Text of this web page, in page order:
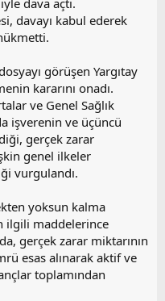
dava açtı.
davayı kabul ederek
görüşen Yargıtay
kararını onadı.
ve Genel Sağlık
işverenin ve üçüncü
gerçek zarar
genel ilkeler
vurgulandı.
yoksun kalma
ilgili maddelerince
gerçek zarar miktarının
esas alınarak aktif ve
toplamından